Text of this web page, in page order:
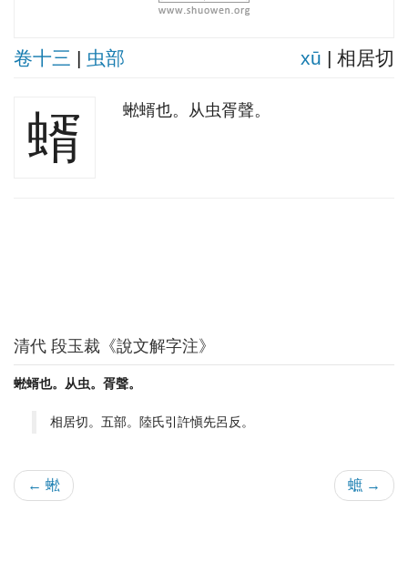
卷十三 | 虫部 xū | 相居切
蝑 蜙蝑也。从虫胥聲。
清代 段玉裁《說文解字注》
蜙蝑也。从虫。胥聲。
相居切。五部。陸氏引許愼先呂反。
← 蜙 蟅 →